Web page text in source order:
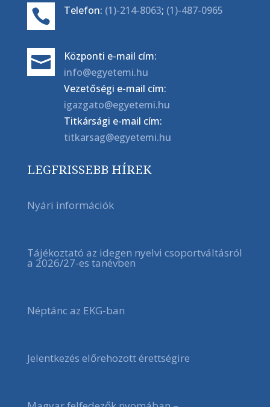
 Telefon: (1)-214-8063; (1)-487-0965

Központi e-mail cím:
info@egyetemi.hu
Vezetőségi e-mail cím:
igazgato@egyetemi.hu
Titkársági e-mail cím:
titkarsag@egyetemi.hu
LEGFRISSEBB HÍREK
Nyári információk
Tájékoztató az idegen nyelvi csoportváltásról
a 2026/27-es tanévben
Néptánc az EKG-ban
Jelentkezés előrehozott érettségire